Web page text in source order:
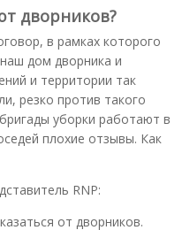
дворников?
в рамках которого
дом дворника и
и территории так
резко против такого
уборки работают в
плохие отзывы. Как
RNP:
от дворников.